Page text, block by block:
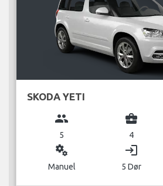
SKODA YETI
group
5
business_center
4
miscellaneous_services
Manuel
login
5 Dør